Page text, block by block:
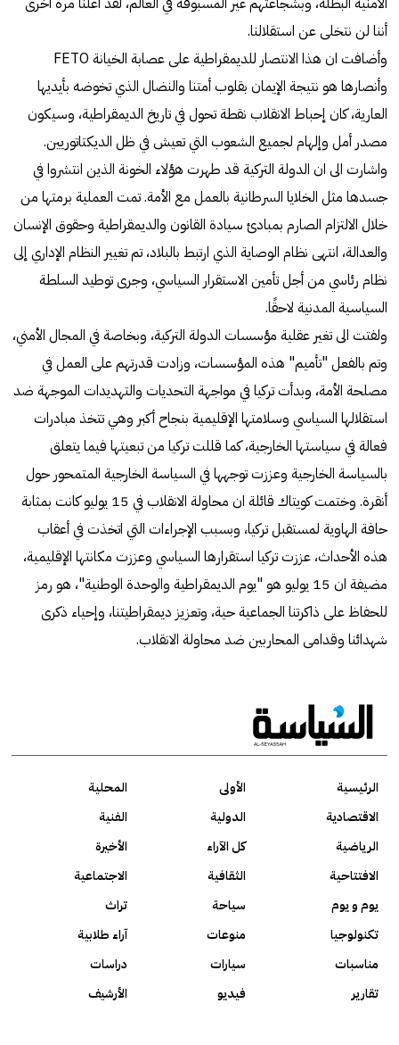
أننا لن نتخلى عن استقلالنا.
وأضافت ان هذا الانتصار للديمقراطية على عصابة الخيانة FETO
وأنصارها هو نتيجة الإيمان بقلوب أمتنا والنضال الذي تخوضه بأيديها
العارية، كان إحباط الانقلاب نقطة تحول في تاريخ الديمقراطية، وسيكون
مصدر أمل وإلهام لجميع الشعوب التي تعيش في ظل الديكتاتوريين.
واشارت الى ان الدولة التركية قد طهرت هؤلاء الخونة الذين انتشروا في
جسدها مثل الخلايا السرطانية بالعمل مع الأمة. تمت العملية برمتها من
خلال الالتزام الصارم بمبادئ سيادة القانون والديمقراطية وحقوق الإنسان
والعدالة، انتهى نظام الوصاية الذي ارتبط بالبلاد، تم تغيير النظام الإداري إلى
نظام رئاسي من أجل تأمين الاستقرار السياسي، وجرى توطيد السلطة
السياسية المدنية لاحقًا.
ولفتت الى تغير عقلية مؤسسات الدولة التركية، وبخاصة في المجال الأمني​​،
وتم بالفعل "تأميم" هذه المؤسسات، وزادت قدرتهم على العمل في
مصلحة الأمة، وبدأت تركيا في مواجهة التحديات والتهديدات الموجهة ضد
استقلالها السياسي وسلامتها الإقليمية بنجاح أكبر وهي تتخذ مبادرات
فعالة في سياستها الخارجية، كما قللت تركيا من تبعيتها فيما يتعلق
بالسياسة الخارجية وعززت توجهها في السياسة الخارجية المتمحور حول
أنقرة. وختمت كويتاك قائلة ان محاولة الانقلاب في 15 يوليو كانت بمثابة
حافة الهاوية لمستقبل تركيا، وبسبب الإجراءات التي اتخذت في أعقاب
هذه الأحداث، عززت تركيا استقرارها السياسي وعززت مكانتها الإقليمية،
مضيفة ان 15 يوليو هو "يوم الديمقراطية والوحدة الوطنية"، هو رمز
للحفاظ على ذاكرتنا الجماعية حية، وتعزيز ديمقراطيتنا، وإحياء ذكرى
شهدائنا وقدامى المحاربين ضد محاولة الانقلاب.
الرئيسية الأولى
المحلية
الاقتصادية
الدولية
الفنية
الرياضية
كل الآراء
الأخيرة
الافتتاحية
الثقافية
الاجتماعية
يوم و يوم
سياحة
تراث
تكنولوجيا
منوعات
آراء طلابية
مناسبات
سيارات
دراسات
تقارير
فيديو الأرشيف